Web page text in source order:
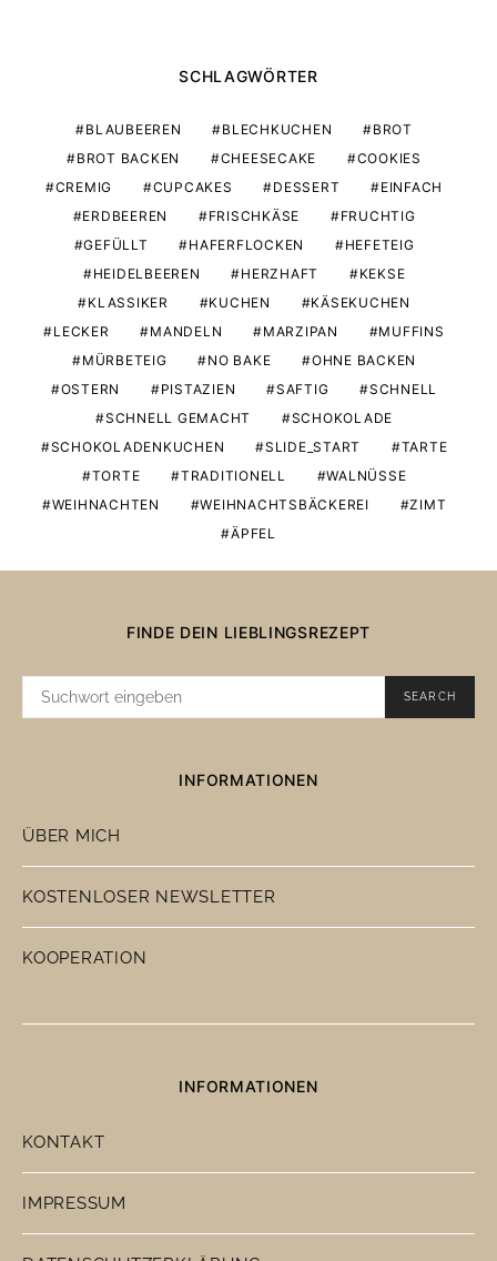
SCHLAGWÖRTER
BLAUBEEREN BLECHKUCHEN
BROT
BROT BACKEN
CHEESECAKE
COOKIES
CREMIG
CUPCAKES DESSERT
EINFACH
ERDBEEREN
FRISCHKÄSE
FRUCHTIG
GEFÜLLT
HAFERFLOCKEN
HEFETEIG
HEIDELBEEREN
HERZHAFT
KEKSE
KLASSIKER
KUCHEN
KÄSEKUCHEN
LECKER
MANDELN MARZIPAN
MUFFINS
MÜRBETEIG
NO BAKE
OHNE BACKEN
OSTERN
PISTAZIEN SAFTIG
SCHNELL
SCHNELL GEMACHT
SCHOKOLADE
SCHOKOLADENKUCHEN
SLIDE_START
TARTE
TORTE
TRADITIONELL
WALNÜSSE
WEIHNACHTEN
WEIHNACHTSBÄCKEREI
ZIMT
ÄPFEL
FINDE DEIN LIEBLINGSREZEPT
SUCHE
SEARCH
INFORMATIONEN
ÜBER MICH
KOSTENLOSER NEWSLETTER
KOOPERATION
INFORMATIONEN
KONTAKT
IMPRESSUM